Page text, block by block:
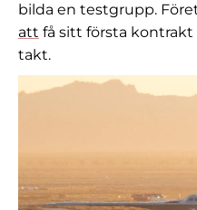
bilda en testgrupp.
att få sitt första
takt.